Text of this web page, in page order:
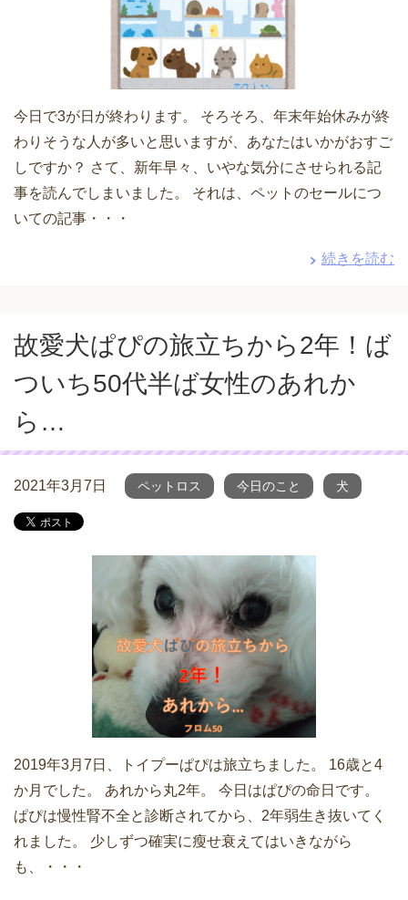
今日で3が日が終わります。 そろそろ、年末年始休みが終
わりそうな人が多いと思いますが、あなたはいかがおすご
しですか？ さて、新年早々、いやな気分にさせられる記
事を読んでしまいました。 それは、ペットのセールにつ
いての記事・・・
続きを読む
故愛犬ぱぴの旅立ちから2年！ば
ついち50代半ば女性のあれか
ら…
2021年3月7日 ペットロス 今日のこと 犬
2019年3月7日、トイプーぱぴは旅立ちました。 16歳と4
か月でした。 あれから丸2年。 今日はぱぴの命日です。
ぱぴは慢性腎不全と診断されてから、2年弱生き抜いてく
れました。 少しずつ確実に瘦せ衰えてはいきながら
も、・・・